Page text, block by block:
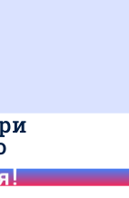
компаниях.
каждой
шаблон.